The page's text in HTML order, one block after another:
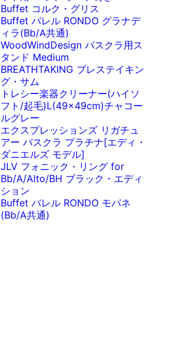
Buffet コルク・グリス
Buffet バレル RONDO グラナデ
ィラ(Bb/A共通)
WoodWindDesign バスクラ用ス
タンド Medium
BREATHTAKING ブレステイキン
グ・サム
トレシー楽器クリーナー(ハイソ
フト/起毛)L(49x49cm)チャコー
ルグレー
エクスプレッションズ リガチュ
アー バスクラ プラチナ[エディ・
ダニエルズ モデル]
JLV フォニック・リング for
Bb/A/Alto/BH ブラック・エディ
ション
Buffet バレル RONDO モパネ
(Bb/A共通)